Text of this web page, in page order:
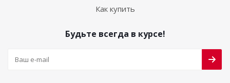
Как купить
Будьте всегда в курсе!